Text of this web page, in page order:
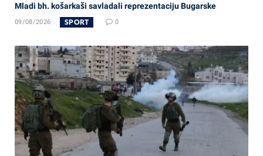
Mladi bh. košarkaši savladali reprezentaciju Bugarske
09/08/2026 SPORT 0